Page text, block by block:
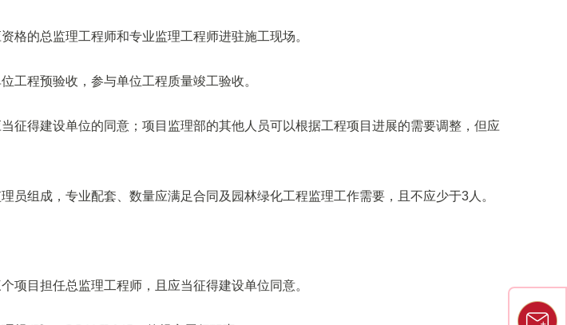
的总监理工程师和专业监理工程师进驻施工现场。
工程预验收，参与单位工程质量竣工验收。
征得建设单位的同意；项目监理部的其他人员可以根据工程项目进展的需要调整，但应
组成，专业配套、数量应满足合同及园林绿化工程监理工作需要，且不应少于3人。
项目担任总监理工程师，且应当征得建设单位同意。